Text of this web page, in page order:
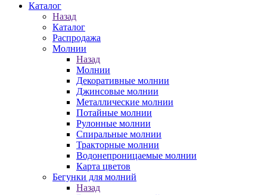
Каталог
Назад
Каталог
Распродажа
Молнии
Назад
Молнии
Декоративные молнии
Джинсовые молнии
Металлические молнии
Потайные молнии
Рулонные молнии
Спиральные молнии
Тракторные молнии
Водонепроницаемые молнии
Карта цветов
Бегунки для молний
Назад